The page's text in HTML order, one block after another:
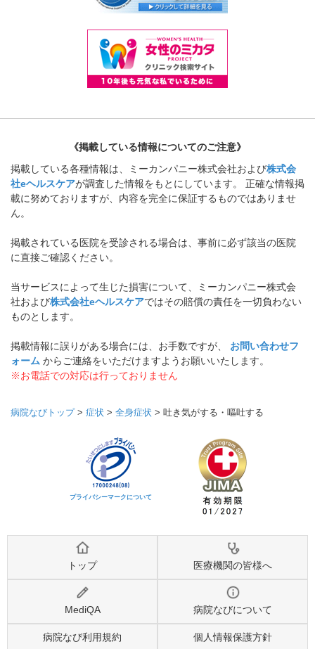
《掲載している情報についてのご注意》
掲載している各種情報は、ミーカンパニー株式会社および株式会
社eヘルスケアが調査した情報をもとにしています。 正確な情報掲
載に努めておりますが、内容を完全に保証するものではありませ
ん。
掲載されている医院を受診される場合は、事前に必ず該当の医院
に直接ご確認ください。
当サービスによって生じた損害について、ミーカンパニー株式会
社および株式会社eヘルスケアではその賠償の責任を一切負わない
ものとします。
掲載情報に誤りがある場合には、お手数ですが、 お問い合わせフ
ォーム からご連絡をいただけますようお願いいたします。
※お電話での対応は行っておりません
病院なびトップ> 症状 > 全身症状 > 吐き気がする・嘔吐する
プライバシーマークについて
トップ 医療機関の皆様へ
MediQA 病院なびについて
病院なび利用規約 個人情報保護方針